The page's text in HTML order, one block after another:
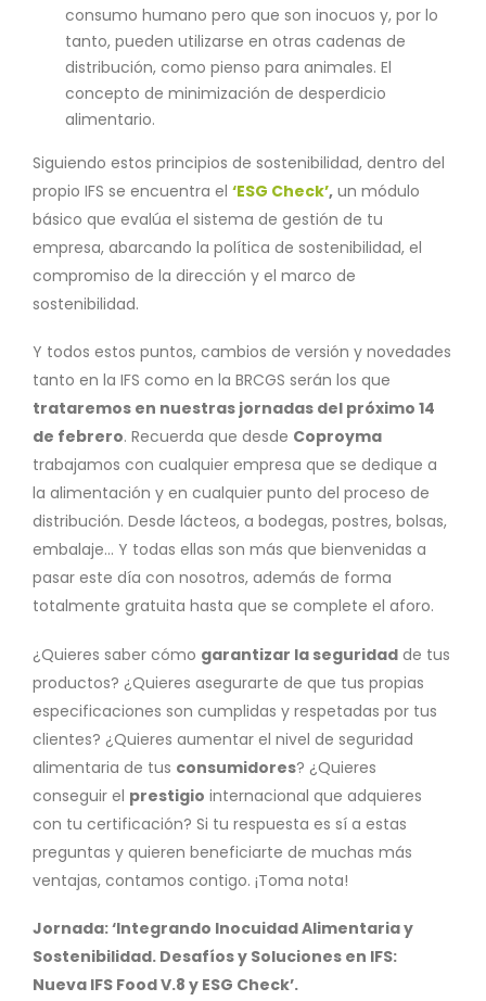
consumo humano pero que son inocuos y, por lo
tanto, pueden utilizarse en otras cadenas de
distribución, como pienso para animales. El
concepto de minimización de desperdicio
alimentario.
Siguiendo estos principios de sostenibilidad, dentro del
propio IFS se encuentra el ‘ESG Check’, un módulo
básico que evalúa el sistema de gestión de tu
empresa, abarcando la política de sostenibilidad, el
compromiso de la dirección y el marco de
sostenibilidad.
Y todos estos puntos, cambios de versión y novedades
tanto en la IFS como en la BRCGS serán los que
trataremos en nuestras jornadas del próximo 14
de febrero. Recuerda que desde Coproyma
trabajamos con cualquier empresa que se dedique a
la alimentación y en cualquier punto del proceso de
distribución. Desde lácteos, a bodegas, postres, bolsas,
embalaje… Y todas ellas son más que bienvenidas a
pasar este día con nosotros, además de forma
totalmente gratuita hasta que se complete el aforo.
¿Quieres saber cómo garantizar la seguridad de tus
productos? ¿Quieres asegurarte de que tus propias
especificaciones son cumplidas y respetadas por tus
clientes? ¿Quieres aumentar el nivel de seguridad
alimentaria de tus consumidores? ¿Quieres
conseguir el prestigio internacional que adquieres
con tu certificación? Si tu respuesta es sí a estas
preguntas y quieren beneficiarte de muchas más
ventajas, contamos contigo. ¡Toma nota!
Jornada: ‘Integrando Inocuidad Alimentaria y
Sostenibilidad. Desafíos y Soluciones en IFS:
Nueva IFS Food V.8 y ESG Check’.